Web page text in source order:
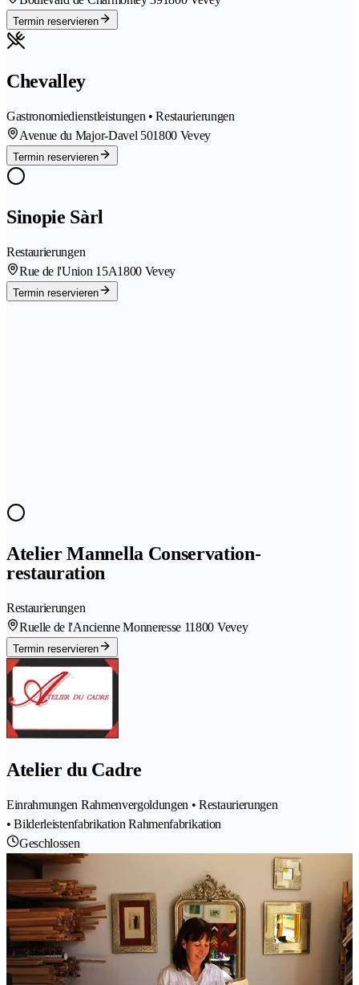
Termin reservieren
Chevalley
Gastronomiedienstleistungen • Restaurierungen
Avenue du Major-Davel 501800 Vevey
Termin reservieren
Sinopie Sàrl
Restaurierungen
Rue de l'Union 15A1800 Vevey
Termin reservieren
Atelier Mannella Conservation-
restauration
Restaurierungen
Ruelle de l'Ancienne Monneresse 11800 Vevey
Termin reservieren
Atelier du Cadre
Einrahmungen Rahmenvergoldungen • Restaurierungen
• Bilderleistenfabrikation Rahmenfabrikation
Geschlossen